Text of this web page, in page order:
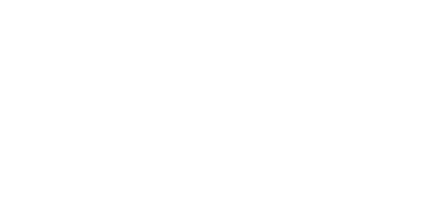
podemos tirar para delante y trabajamos con ilusión
de 420 millones por el club
el ataque nervionense
de un inválido Consejo
antes del cierre
con el Genoa
campo sevillista
Salónica
nuevo portero y el Getafe mueve ficha... Las últimas novedades del mercado de La Liga